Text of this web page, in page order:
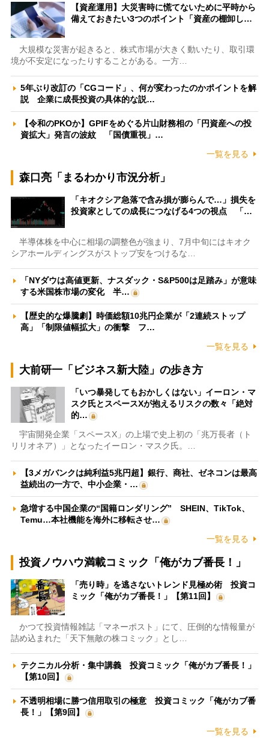
【資産運用】大災害時に慌てないために平時から
備えておきたい3つのポイント「資産の棚卸し…
大規模な災害が起きると、株式市場が大きく動いたり、取引環
境が不安定になったりすることがある。一方…
5年ぶり改訂の「CGコード」、何が変わったのかポイントを解
説 企業に成長投資の具体的な説…
【令和のPKOか】GPIFをめぐる片山財務相の「円資産への投
資拡大」発言の波紋 「国債重視」…
一覧を見る
森口亮「まるわかり市況分析」
「キオクシア急落で含み損が膨らんで…」損失を
投資家としての成長につなげる4つの視点 「…
半導体株を中心に相場の調整色が強まり、7月中旬にはキオク
シアホールディングスがストップ安をつけるな…
「NYダウは高値更新、ナスダック・S&P500は足踏み」が意味
する米国株市場の変化 半…
【歴史的な爆騰劇】時価総額10兆円企業が「2連続ストップ
高」「制限値幅拡大」の衝撃 フ…
一覧を見る
大前研一「ビジネス新大陸」の歩き方
「いつ暴発してもおかしくはない」イーロン・マ
スク氏とスペースXが抱えるリスクの数々「絶対
的…
宇宙開発企業「スペースX」の上場で史上初の「兆万長者（ト
リリオネア）」となったイーロン・マスク氏。…
【3メガバンクは純利益5兆円超】銀行、商社、ゼネコンは最高
益続出の一方で、中小企業・…
急増する中国企業の“国籍ロンダリング” SHEIN、TikTok、
Temu…本社機能を海外に移転させ…
一覧を見る
投資ノウハウ満載コミック「俺がカブ番長！」
「売り時」を逃さないトレンド見極め術 投資コ
ミック「俺がカブ番長！」【第11回】
かつて投資情報雑誌「マネーポスト」にて、圧倒的な情報量が
詰め込まれた「天下無敵の株コミック」とし…
テクニカル分析・集中講義 投資コミック「俺がカブ番長！」
【第10回】
不透明相場に勝つ信用取引の極意 投資コミック「俺がカブ番
長！」【第9回】
一覧を見る